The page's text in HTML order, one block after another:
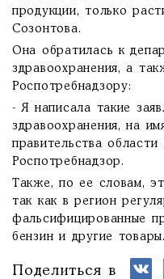
продукции, только
Созонтова.
Она обратилась к
здравоохранения, а
Роспотребнадзору:
- Я написала такие
здравоохранения, на
правительства
Роспотребнадзор.
Также, по ее словам,
так как в регион
фальсифицированные
бензин и другие товары.
Поделиться в